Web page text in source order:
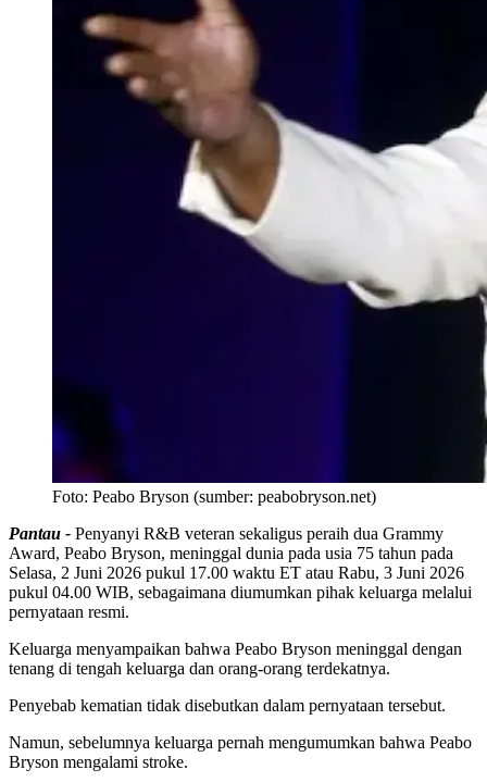
Foto: Peabo Bryson (sumber: peabobryson.net)
Pantau - Penyanyi R&B veteran sekaligus peraih dua Grammy
Award, Peabo Bryson, meninggal dunia pada usia 75 tahun pada
Selasa, 2 Juni 2026 pukul 17.00 waktu ET atau Rabu, 3 Juni 2026
pukul 04.00 WIB, sebagaimana diumumkan pihak keluarga melalui
pernyataan resmi.
Keluarga menyampaikan bahwa Peabo Bryson meninggal dengan
tenang di tengah keluarga dan orang-orang terdekatnya.
Penyebab kematian tidak disebutkan dalam pernyataan tersebut.
Namun, sebelumnya keluarga pernah mengumumkan bahwa Peabo
Bryson mengalami stroke.